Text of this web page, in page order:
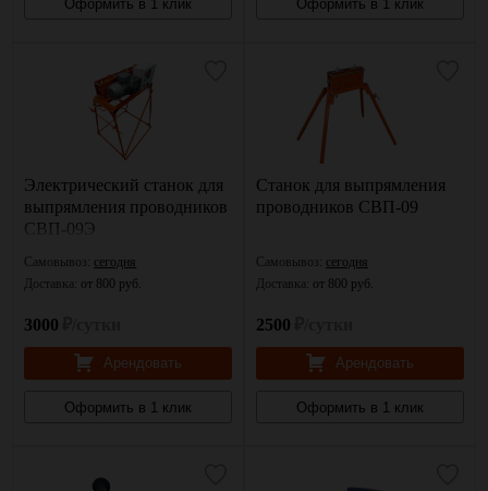
Оформить в 1 клик Оформить в 1 клик
Электрический станок для
выпрямления проводников
СВП-09Э
Самовывоз: сегодня
Доставка: от 800 руб.
3000
Арендовать
Оформить в 1 клик
Станок для выпрямления
проводников СВП-09
Самовывоз: сегодня
Доставка: от 800 руб.
2500
Арендовать
Оформить в 1 клик